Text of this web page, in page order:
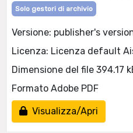
Solo gestori di archivio
Versione: publisher's
Licenza: Licenza default
Dimensione del file 394.17
Formato Adobe PDF
Visualizza/Apri